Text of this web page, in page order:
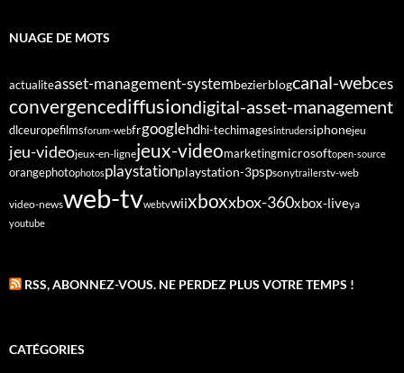
NUAGE DE MOTS
actualiteasset-management-systembezierblogcanal-webces
convergencediffusiondigital-asset-management
dlceuropefilmsforum-webfrgooglehdhi-techimagesintrudersiphonejeu
jeu-videojeux-en-lignejeux-videomarketingmicrosoftopen-source
orangephotophotosplaystationplaystation-3pspsonytrailerstv-web
video-newsweb-tvwebtvwiixboxxbox-360xbox-liveya
youtube
RSS, ABONNEZ-VOUS. NE PERDEZ PLUS VOTRE TEMPS !
CATÉGORIES